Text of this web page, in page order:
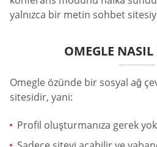
yalnızca bir metin sohbet
OMEGLE
Omegle özünde bir sosyal ağ
sitesidir, yani:
Profil oluşturmanıza gerek yok